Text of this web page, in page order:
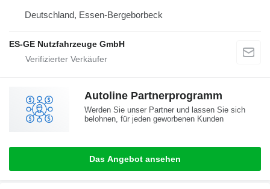
Deutschland, Essen-Bergeborbeck
ES-GE Nutzfahrzeuge GmbH
Autoline Partnerprogramm
Werden Sie unser Partner und lassen Sie sich
belohnen, für jeden geworbenen Kunden
Das Angebot ansehen